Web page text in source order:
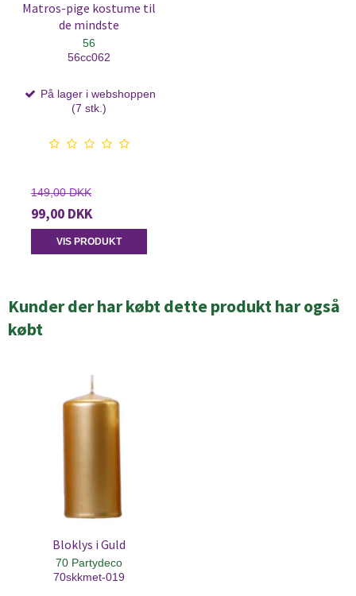
Matros-pige kostume til
de mindste
56
56cc062
På lager i webshoppen
(7 stk.)
149,00 DKK
99,00 DKK
VIS PRODUKT
Kunder der har købt dette produkt har også
købt
Bloklys i Guld
70 Partydeco
70skkmet-019